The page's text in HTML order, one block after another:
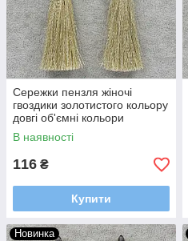
Сережки пензля жіночі
гвоздики золотистого кольору
довгі об'ємні кольори
шампань із камінчиками
довжина 11 см
В наявності
116 ₴
Купити
Новинка